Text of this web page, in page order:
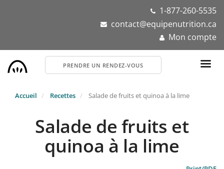
1-877-260-5535
contact@equipenutrition.ca
Mon compte
PRENDRE UN RENDEZ-VOUS
Accueil Recettes Salade de fruits et quinoa à la lime
Salade de fruits et
quinoa à la lime